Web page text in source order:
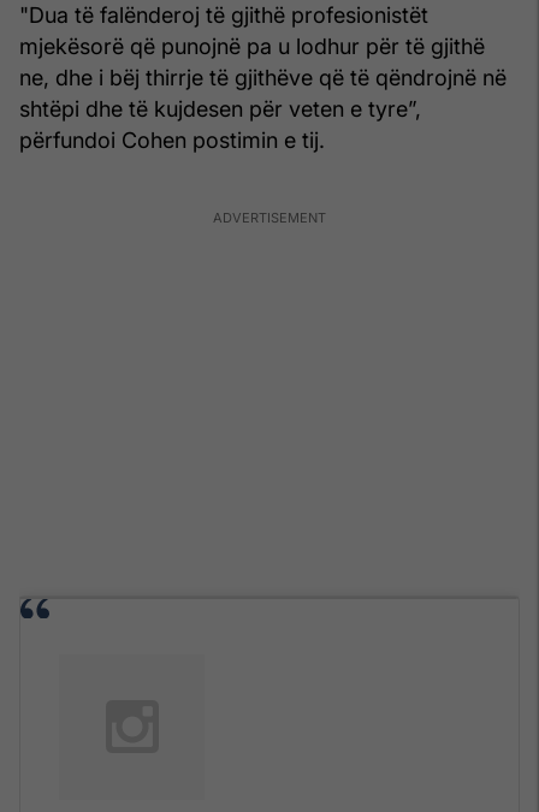
"Dua të falënderoj të gjithë profesionistët
mjekësorë që punojnë pa u lodhur për të gjithë
ne, dhe i bëj thirrje të gjithëve që të qëndrojnë në
shtëpi dhe të kujdesen për veten e tyre”,
përfundoi Cohen postimin e tij.